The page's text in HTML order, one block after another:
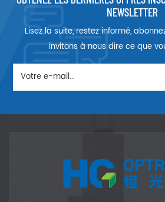
caractéristiques d'absorption
et d'émission supérieures à
celles du cristal Nd: YAG.
Pompé par des diodes laser,
le cristal Nd:YVO4 a été
incorporé avec des cristaux à
coefficient NLO élevé (LBO,
BBO ou KTP) pour décaler en
infrarouge vers le vert, le bleu
conducteurs est un outil laser
idéal qui peut couvrir les
applications les plus
NEWSLETTER
Lisez la suite, restez informé,
invitons à nous dire ce que